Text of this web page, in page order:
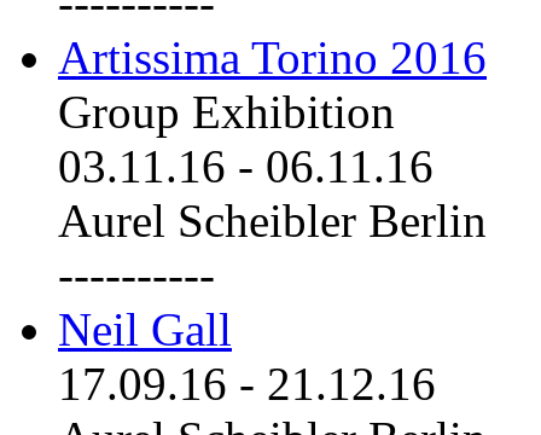
Artissima Torino 2016
Group Exhibition
03.11.16 - 06.11.16
Aurel Scheibler Berlin
----------
Neil Gall
17.09.16 - 21.12.16